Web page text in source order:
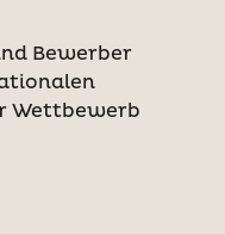
Bewerber
Wettbewerb